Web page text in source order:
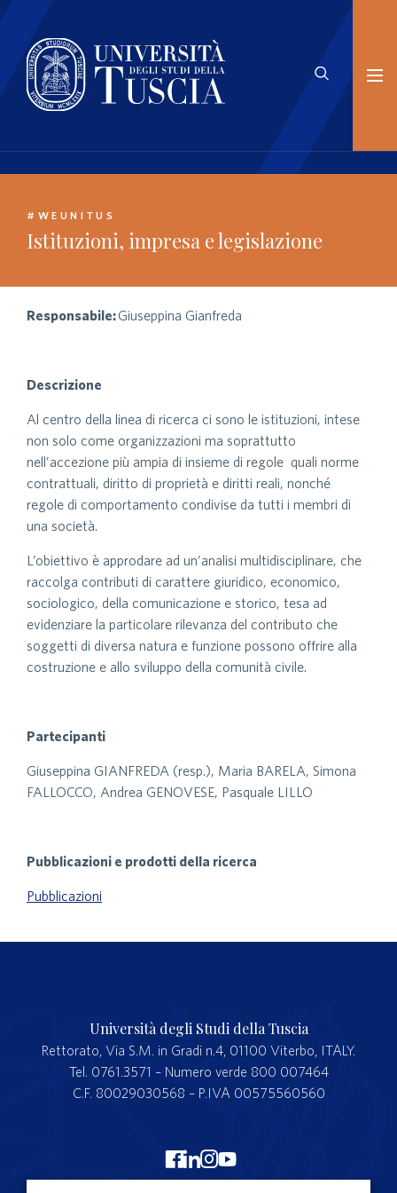
#WEUNITUS
Istituzioni, impresa e legislazione
Responsabile:Giuseppina Gianfreda
Descrizione
Al centro della linea di ricerca ci sono le istituzioni, intese
non solo come organizzazioni ma soprattutto
nell’accezione più ampia di insieme di regole ­ quali norme
contrattuali, diritto di proprietà e diritti reali, nonché
regole di comportamento condivise da tutti i membri di
una società.
L’obiettivo è approdare ad un’analisi multidisciplinare, che
raccolga contributi di carattere giuridico, economico,
sociologico, della comunicazione e storico, tesa ad
evidenziare la particolare rilevanza del contributo che
soggetti di diversa natura e funzione possono offrire alla
costruzione e allo sviluppo della comunità civile.
Partecipanti
Giuseppina GIANFREDA (resp.), Maria BARELA, Simona
FALLOCCO, Andrea GENOVESE, Pasquale LILLO
Pubblicazioni e prodotti della ricerca
Pubblicazioni
Università degli Studi della Tuscia
Rettorato, Via S.M. in Gradi n.4, 01100 Viterbo, ITALY.
Tel. 0761.3571 – Numero verde 800 007464
C.F. 80029030568 – P.IVA 00575560560